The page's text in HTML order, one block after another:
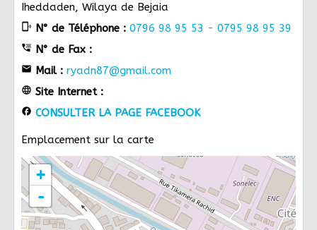
Iheddaden, Wilaya de Bejaia
phonelink_ring N° de Téléphone : 0796 98 95 53 - 0795 98 95 39
tty N° de Fax :
email Mail : ryadn87@gmail.com
language Site Internet :
facebook CONSULTER LA PAGE FACEBOOK
Emplacement sur la carte
+
-